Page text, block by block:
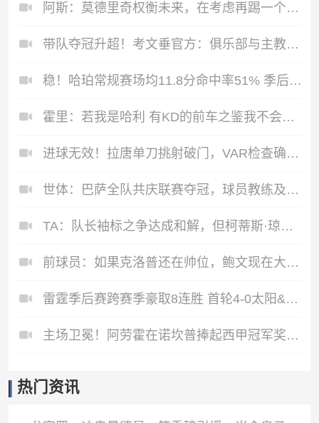
阿斯：莫德里奇权衡未来，在考虑再踢一个赛季还是退役
带队夺冠升超！考文垂官方：俱乐部与主教练兰帕德续约至2029年
稳！哈珀常规赛场均11.8分命中率51% 季后赛场均13.8分命中率56%
霍里：若我是哈利 有KD的前车之鉴我不会打抢七 波波不会允许他打
进球无效！拉唐单刀挑射破门，VAR检查确认越位
世体：巴萨全队共庆联赛夺冠，球员教练及工作人员携伴侣聚餐
TA：队长袖标之争达成和解，但柯蒂斯·琼斯距离队越来越近
前球员：如果克洛普还在帅位，鲍文现在大概率已经是利物浦球员了
雷霆季后赛跨赛季豪取8连胜 首轮4-0太阳&次轮3-0湖人
主场卫冕！阿劳霍在诺坎普捧起西甲冠军奖杯，巴萨全队激情庆祝
热门资讯